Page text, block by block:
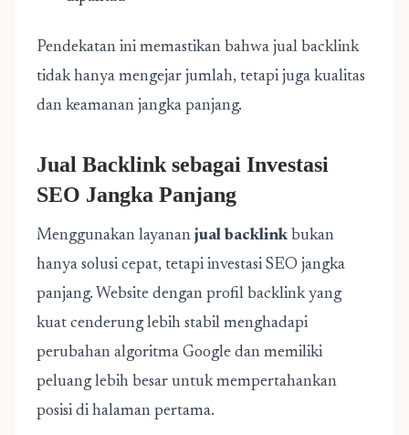
Pendekatan ini memastikan bahwa jual backlink
tidak hanya mengejar jumlah, tetapi juga kualitas
dan keamanan jangka panjang.
Jual Backlink sebagai Investasi
SEO Jangka Panjang
Menggunakan layanan jual backlink bukan
hanya solusi cepat, tetapi investasi SEO jangka
panjang. Website dengan profil backlink yang
kuat cenderung lebih stabil menghadapi
perubahan algoritma Google dan memiliki
peluang lebih besar untuk mempertahankan
posisi di halaman pertama.